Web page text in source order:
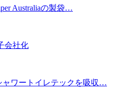
Australiaの製袋…
会社化
ワートイレテックを吸収…